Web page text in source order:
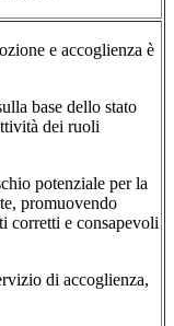
e accoglienza è
base dello stato
dei ruoli
potenziale per la
promuovendo
corretti e consapevoli
di accoglienza,